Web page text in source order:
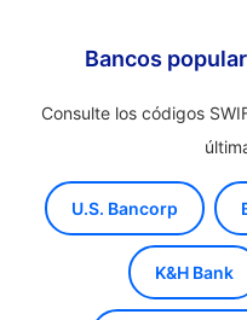
Bancos
Consulte los códigos
U.S. Bancorp
K&H Bank